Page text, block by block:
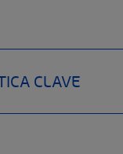
CLAVE